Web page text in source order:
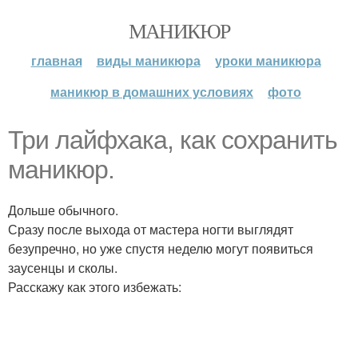
МАНИКЮР
главная виды маникюра
уроки маникюра
маникюр в домашних условиях
фото
Три лайфхака, как сохранить
маникюр.
Дольше обычного.
Сразу после выхода от мастера ногти выглядят
безупречно, но уже спустя неделю могут появиться
заусенцы и сколы.
Расскажу как этого избежать: